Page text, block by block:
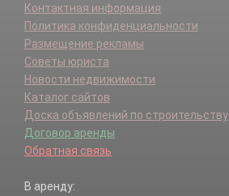
Контактная информация
Политика конфиденциальности
Размещение рекламы
Советы юриста
Новости недвижимости
Каталог сайтов
Доска объявлений по строительству
Договор аренды
Обратная связь
В аренду: